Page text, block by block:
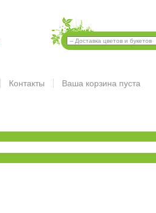
Контакты Ваша корзина пуста